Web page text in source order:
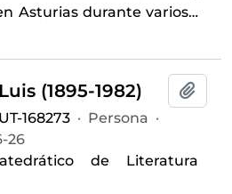
Asturias durante varios…
(1895-1982)
168273 · Persona ·
26
de Literatura